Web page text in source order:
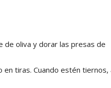
de oliva y dorar las presas de
en tiras. Cuando estén